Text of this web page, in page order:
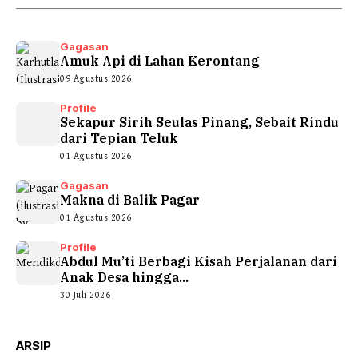
Gagasan
Amuk Api di Lahan Kerontang
09 Agustus 2026
Profile
Sekapur Sirih Seulas Pinang, Sebait Rindu
dari Tepian Teluk
01 Agustus 2026
Gagasan
Makna di Balik Pagar
01 Agustus 2026
Profile
Abdul Mu’ti Berbagi Kisah Perjalanan dari
Anak Desa hingga...
30 Juli 2026
ARSIP